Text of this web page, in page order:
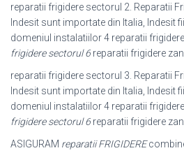
reparatii frigidere sectorul 2. Reparatii
Indesit sunt importate din Italia, Indesit
domeniul instalatiilor 4 reparatii
frigidere sectorul 6reparatii frigidere
reparatii frigidere sectorul 3. Reparatii
Indesit sunt importate din Italia, Indesit
domeniul instalatiilor 4 reparatii
frigidere sectorul 6reparatii frigidere
ASIGURAM reparatii FRIGIDERE